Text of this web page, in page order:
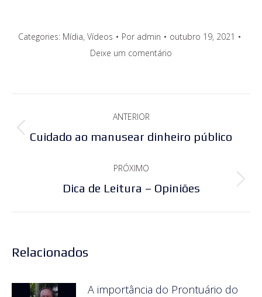
Categories: Mídia, Vídeos Por admin
outubro 19, 2021
Deixe um comentário
de
ANTERIOR
Post
Cuidado ao manusear dinheiro público
PRÓXIMO
Próximo
Dica de Leitura – Opiniões
Relacionados
A importância do Prontuário do